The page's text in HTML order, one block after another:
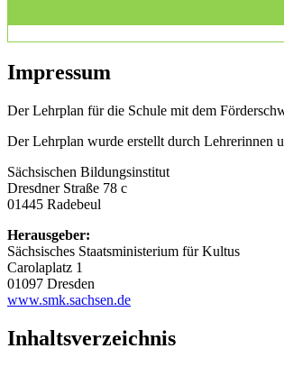
Impressum
Der Lehrplan für die Schule mit dem
Der Lehrplan wurde erstellt durch Lehrerinnen
Sächsischen Bildungsinstitut
Dresdner Straße 78 c
01445 Radebeul
Herausgeber:
Sächsisches Staatsministerium für Kultus
Carolaplatz 1
01097 Dresden
www.smk.sachsen.de
Inhaltsverzeichnis